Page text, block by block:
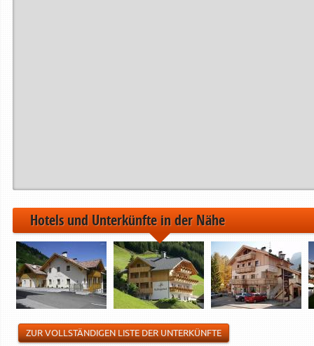
Hotels und Unterkünfte in der Nähe
ZUR VOLLSTÄNDIGEN LISTE DER UNTERKÜNFTE